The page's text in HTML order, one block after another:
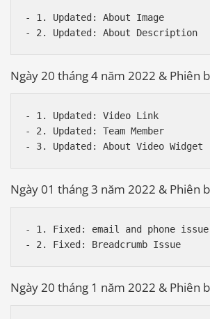
- 1. Updated: About Image
Ngày 20 tháng 4 năm 2022 & Phiên
- 1. Updated: Video Link
- 2. Updated: Team Member
Ngày 01 tháng 3 năm 2022 & Phiên
- 1. Fixed: email and phone issue
Ngày 20 tháng 1 năm 2022 & Phiên